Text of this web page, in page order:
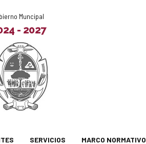
Muncipal
- 2027
SERVICIOS MARCO NORMATIVO